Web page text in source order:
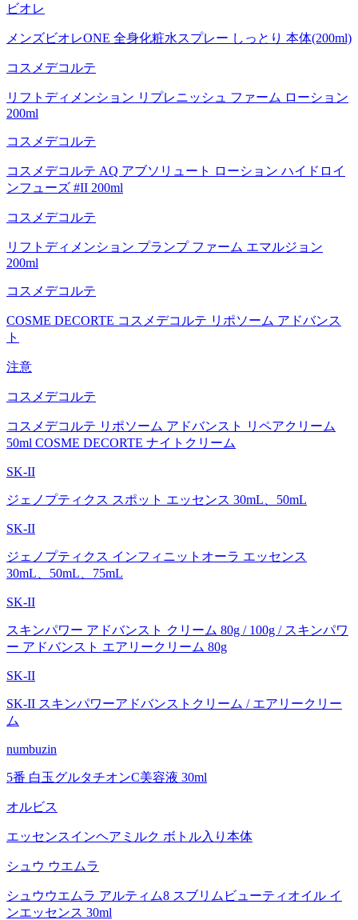
ビオレ
メンズビオレONE 全身化粧水スプレー しっとり 本体(200ml)
コスメデコルテ
リフトディメンション リプレニッシュ ファーム ローション
200ml
コスメデコルテ
コスメデコルテ AQ アブソリュート ローション ハイドロイ
ンフューズ #II 200ml
コスメデコルテ
リフトディメンション プランプ ファーム エマルジョン
200ml
コスメデコルテ
COSME DECORTE コスメデコルテ リポソーム アドバンス
ト
注意
コスメデコルテ
コスメデコルテ リポソーム アドバンスト リペアクリーム
50ml COSME DECORTE ナイトクリーム
SK-II
ジェノプティクス スポット エッセンス 30mL、50mL
SK-II
ジェノプティクス インフィニットオーラ エッセンス
30mL、50mL、75mL
SK-II
スキンパワー アドバンスト クリーム 80g / 100g / スキンパワ
ー アドバンスト エアリークリーム 80g
SK-II
SK-II スキンパワーアドバンストクリーム / エアリークリー
ム
numbuzin
5番 白玉グルタチオンC美容液 30ml
オルビス
エッセンスインヘアミルク ボトル入り本体
シュウ ウエムラ
シュウウエムラ アルティム8 スブリムビューティオイル イ
ンエッセンス 30ml